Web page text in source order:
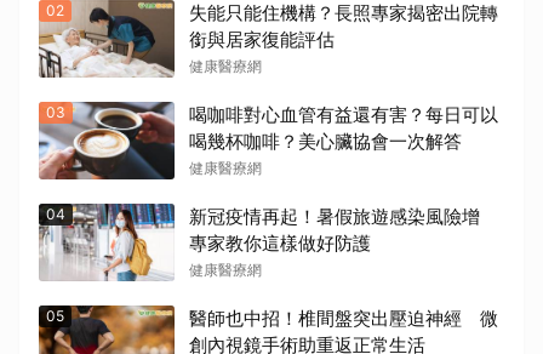
02
失能只能住機構？長照專家揭密出院轉
銜與居家復能評估
健康醫療網
03
喝咖啡對心血管有益還有害？每日可以
喝幾杯咖啡？美心臟協會一次解答
健康醫療網
04
新冠疫情再起！暑假旅遊感染風險增
專家教你這樣做好防護
健康醫療網
05
醫師也中招！椎間盤突出壓迫神經 微
創內視鏡手術助重返正常生活